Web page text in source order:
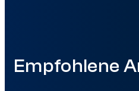
Empfohlene